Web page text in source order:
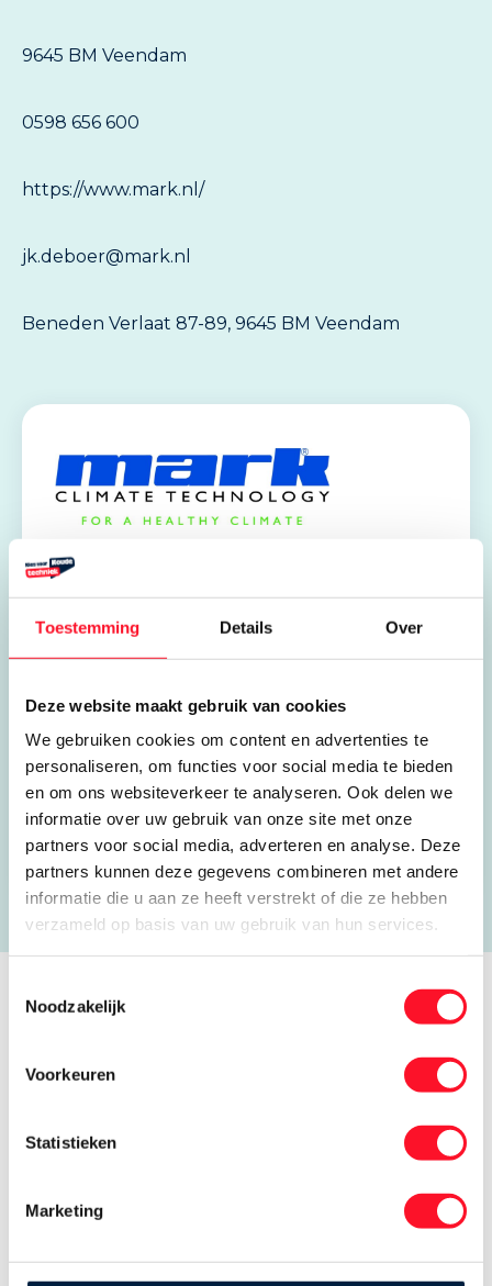
Toestemming Details Over
Deze website maakt gebruik van cookies
We gebruiken cookies om content en advertenties te
personaliseren, om functies voor social media te bieden
en om ons websiteverkeer te analyseren. Ook delen we
informatie over uw gebruik van onze site met onze
partners voor social media, adverteren en analyse. Deze
partners kunnen deze gegevens combineren met andere
informatie die u aan ze heeft verstrekt of die ze hebben
verzameld op basis van uw gebruik van hun services.
Noodzakelijk
Voorkeuren
Statistieken
Marketing
9645 BM Veendam
0598 656 600
https://www.mark.nl/
jk.deboer@mark.nl
Beneden Verlaat 87-89, 9645 BM Veendam
Mark Climate Technology
9645 BM Veendam
jk.deboer@mark.nl
Open website
Verhalen van koele kikkers